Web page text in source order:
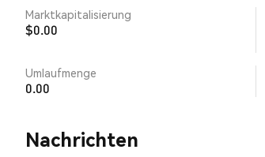
Marktkapitalisierung
$0.00
Umlaufmenge
0.00
Nachrichten